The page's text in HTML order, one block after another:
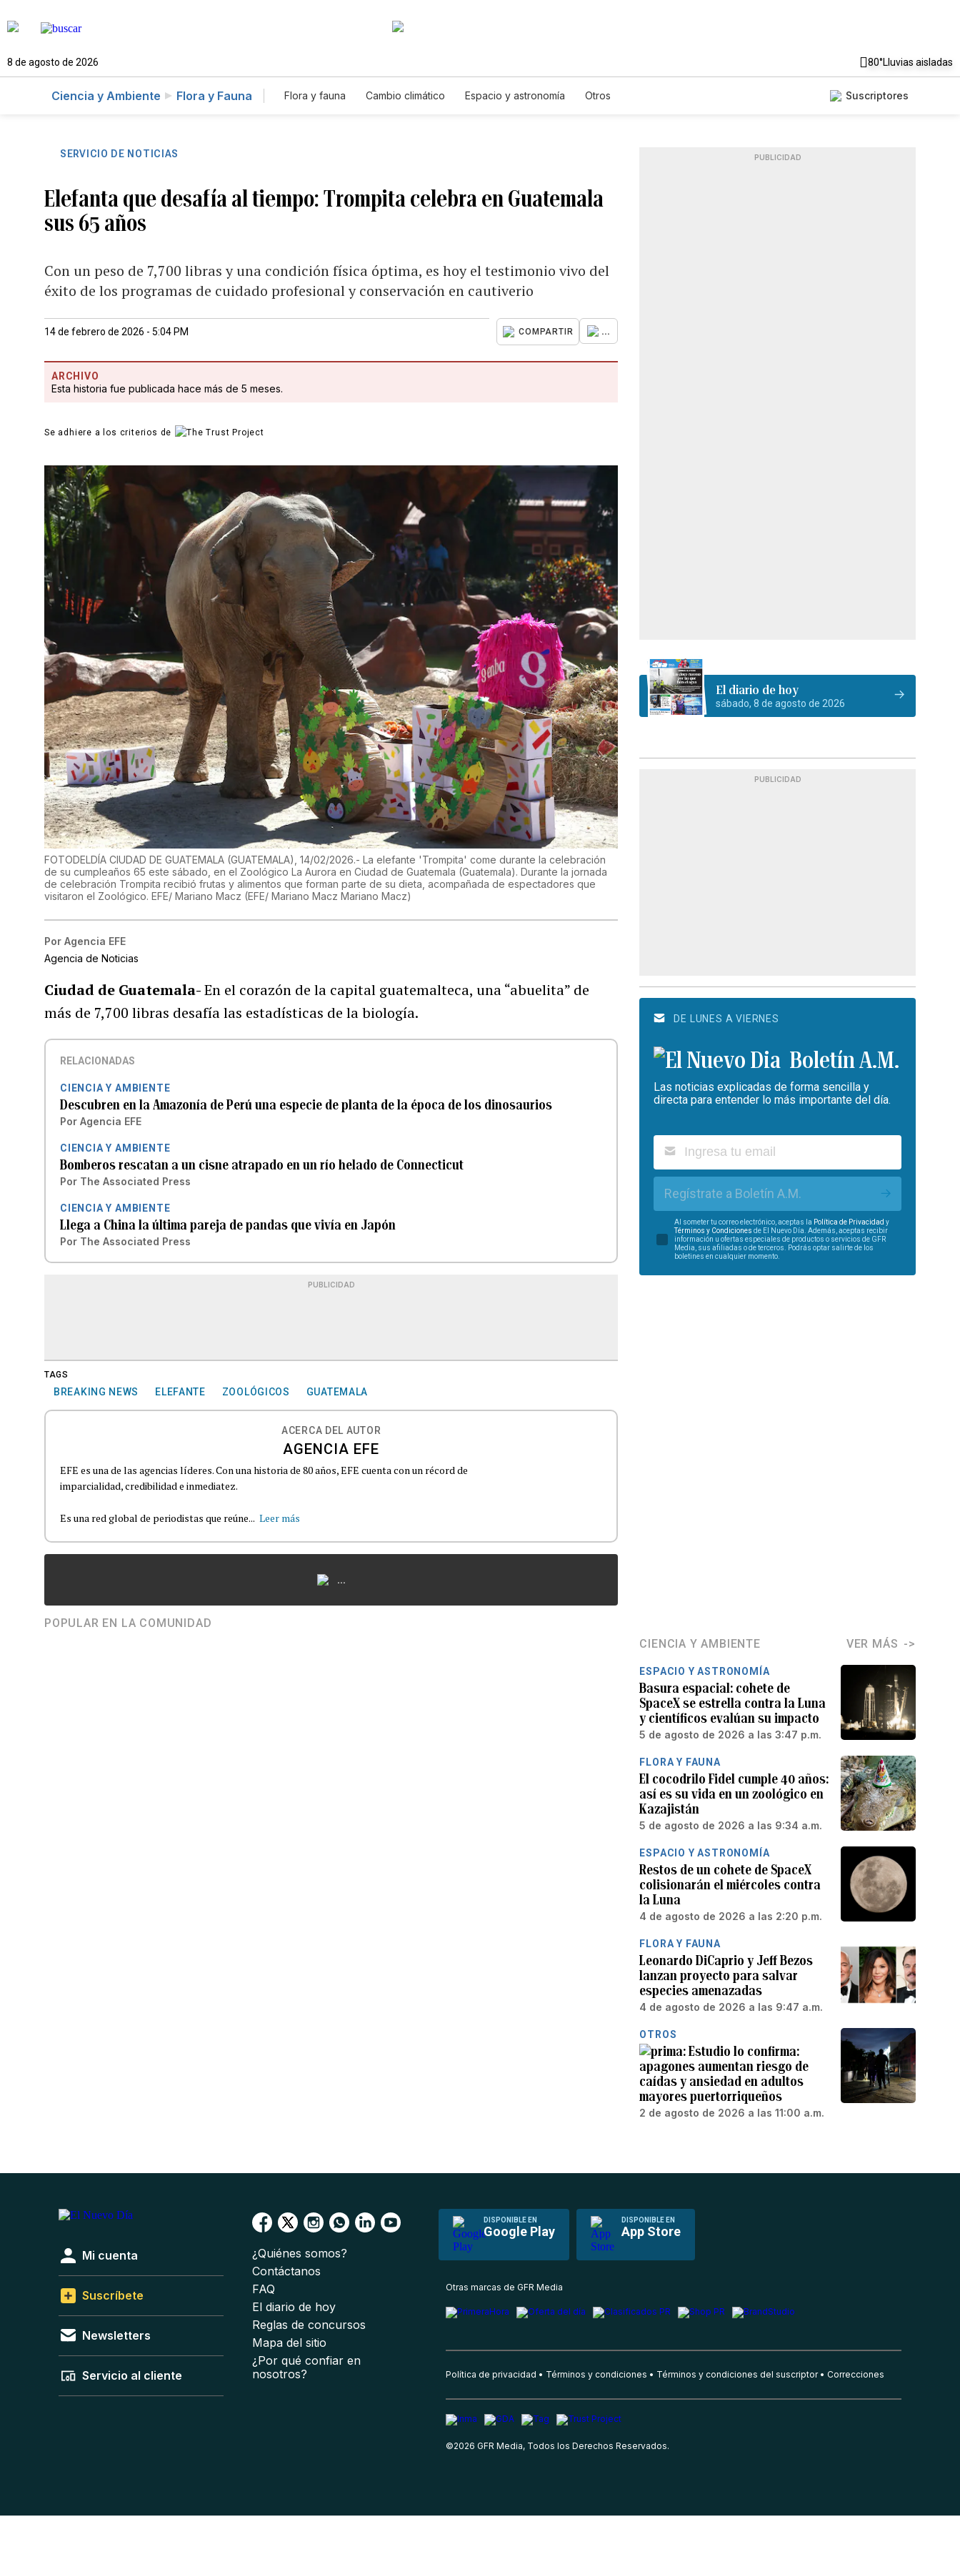
8 de agosto de 2026 80°Lluvias aisladas
Ciencia y Ambiente Flora y Fauna Flora y fauna Cambio climático Espacio y astronomía Otros Suscriptores
SERVICIO DE NOTICIAS
Elefanta que desafía al tiempo: Trompita celebra en Guatemala
sus 65 años
Con un peso de 7,700 libras y una condición física óptima, es hoy el testimonio vivo del
éxito de los programas de cuidado profesional y conservación en cautiverio
14 de febrero de 2026 - 5:04 PM COMPARTIR ...
ARCHIVO
Esta historia fue publicada hace más de 5 meses.
Se adhiere a los criterios de
FOTODELDÍA CIUDAD DE GUATEMALA (GUATEMALA), 14/02/2026.- La elefante 'Trompita' come durante la celebración
de su cumpleaños 65 este sábado, en el Zoológico La Aurora en Ciudad de Guatemala (Guatemala). Durante la jornada
de celebración Trompita recibió frutas y alimentos que forman parte de su dieta, acompañada de espectadores que
visitaron el Zoológico. EFE/ Mariano Macz (EFE/ Mariano Macz Mariano Macz)
Por Agencia EFE
Agencia de Noticias
Ciudad de Guatemala-En el corazón de la capital guatemalteca, una “abuelita” de
más de 7,700 libras desafía las estadísticas de la biología.
RELACIONADAS
CIENCIA Y AMBIENTE
Descubren en la Amazonía de Perú una especie de planta de la época de los dinosaurios
Por Agencia EFE
CIENCIA Y AMBIENTE
Bomberos rescatan a un cisne atrapado en un río helado de Connecticut
Por The Associated Press
CIENCIA Y AMBIENTE
Llega a China la última pareja de pandas que vivía en Japón
Por The Associated Press
PUBLICIDAD
TAGS
BREAKING NEWS ELEFANTE ZOOLÓGICOS GUATEMALA
ACERCA DEL AUTOR
AGENCIA EFE
EFE es una de las agencias líderes. Con una historia de 80 años, EFE cuenta con un récord de
imparcialidad, credibilidad e inmediatez.
Es una red global de periodistas que reúne... Leer más
...
POPULAR EN LA COMUNIDAD
PUBLICIDAD
El diario de hoy
sábado, 8 de agosto de 2026
PUBLICIDAD
DE LUNES A VIERNES
Boletín A.M.
Las noticias explicadas de forma sencilla y
directa para entender lo más importante del día.
Regístrate a Boletín A.M.
Al someter tu correo electrónico, aceptas la Política de Privacidad y
Términos y Condiciones de El Nuevo Día. Además, aceptas recibir
información u ofertas especiales de productos o servicios de GFR
Media, sus afiliadas o de terceros. Podrás optar salirte de los
boletines en cualquier momento.
CIENCIA Y AMBIENTE VER MÁS
ESPACIO Y ASTRONOMÍA
Basura espacial: cohete de
SpaceX se estrella contra la Luna
y científicos evalúan su impacto
5 de agosto de 2026 a las 3:47 p.m.
FLORA Y FAUNA
El cocodrilo Fidel cumple 40 años:
así es su vida en un zoológico en
Kazajistán
5 de agosto de 2026 a las 9:34 a.m.
ESPACIO Y ASTRONOMÍA
Restos de un cohete de SpaceX
colisionarán el miércoles contra
la Luna
4 de agosto de 2026 a las 2:20 p.m.
FLORA Y FAUNA
Leonardo DiCaprio y Jeff Bezos
lanzan proyecto para salvar
especies amenazadas
4 de agosto de 2026 a las 9:47 a.m.
OTROS
Estudio lo confirma:
apagones aumentan riesgo de
caídas y ansiedad en adultos
mayores puertorriqueños
2 de agosto de 2026 a las 11:00 a.m.
DISPONIBLE EN
Google Play
DISPONIBLE EN
App Store
Mi cuenta
Suscríbete
Newsletters
Servicio al cliente
¿Quiénes somos?
Contáctanos
FAQ
El diario de hoy
Reglas de concursos
Mapa del sitio
¿Por qué confiar en
nosotros?
Otras marcas de GFR Media
Política de privacidad Términos y condiciones Términos y condiciones del suscriptor Correcciones
©2026 GFR Media, Todos los Derechos Reservados.